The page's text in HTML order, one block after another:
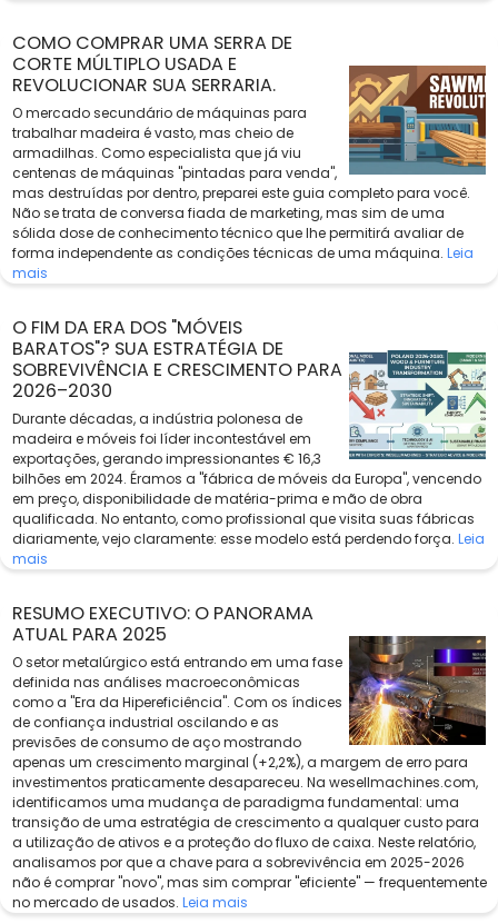
COMO COMPRAR UMA SERRA DE
CORTE MÚLTIPLO USADA E
REVOLUCIONAR SUA SERRARIA.
O mercado secundário de máquinas para
trabalhar madeira é vasto, mas cheio de
armadilhas. Como especialista que já viu
centenas de máquinas "pintadas para venda",
mas destruídas por dentro, preparei este guia completo para você.
Não se trata de conversa fiada de marketing, mas sim de uma
sólida dose de conhecimento técnico que lhe permitirá avaliar de
forma independente as condições técnicas de uma máquina. Leia
mais
O FIM DA ERA DOS "MÓVEIS
BARATOS"? SUA ESTRATÉGIA DE
SOBREVIVÊNCIA E CRESCIMENTO PARA
2026–2030
Durante décadas, a indústria polonesa de
madeira e móveis foi líder incontestável em
exportações, gerando impressionantes € 16,3
bilhões em 2024. Éramos a "fábrica de móveis da Europa", vencendo
em preço, disponibilidade de matéria-prima e mão de obra
qualificada. No entanto, como profissional que visita suas fábricas
diariamente, vejo claramente: esse modelo está perdendo força. Leia
mais
RESUMO EXECUTIVO: O PANORAMA
ATUAL PARA 2025
O setor metalúrgico está entrando em uma fase
definida nas análises macroeconômicas
como a "Era da Hipereficiência". Com os índices
de confiança industrial oscilando e as
previsões de consumo de aço mostrando
apenas um crescimento marginal (+2,2%), a margem de erro para
investimentos praticamente desapareceu. Na wesellmachines.com,
identificamos uma mudança de paradigma fundamental: uma
transição de uma estratégia de crescimento a qualquer custo para
a utilização de ativos e a proteção do fluxo de caixa. Neste relatório,
analisamos por que a chave para a sobrevivência em 2025-2026
não é comprar "novo", mas sim comprar "eficiente" — frequentemente
no mercado de usados. Leia mais